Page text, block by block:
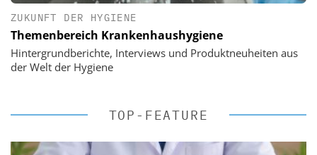
ZUKUNFT DER HYGIENE
Themenbereich Krankenhaushygiene
Hintergrundberichte, Interviews und Produktneuheiten aus
der Welt der Hygiene
TOP-FEATURE